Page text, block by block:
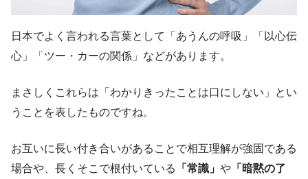
日本でよく言われる言葉として「あうんの呼吸」「以心伝
心」「ツー・カーの関係」などがあります。
まさしくこれらは「わかりきったことは口にしない」とい
うことを表したものですね。
お互いに長い付き合いがあることで相互理解が強固である
場合や、長くそこで根付いている
「常識」 や 「暗黙の了